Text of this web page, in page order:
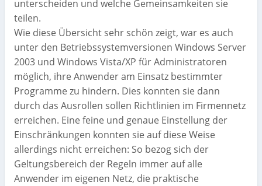
unterscheiden und welche Gemeinsamkeiten sie
teilen.
Wie diese Übersicht sehr schön zeigt, war es auch
unter den Betriebssystemversionen Windows Server
2003 und Windows Vista/XP für Administratoren
möglich, ihre Anwender am Einsatz bestimmter
Programme zu hindern. Dies konnten sie dann
durch das Ausrollen sollen Richtlinien im Firmennetz
erreichen. Eine feine und genaue Einstellung der
Einschränkungen konnten sie auf diese Weise
allerdings nicht erreichen: So bezog sich der
Geltungsbereich der Regeln immer auf alle
Anwender im eigenen Netz, die praktische